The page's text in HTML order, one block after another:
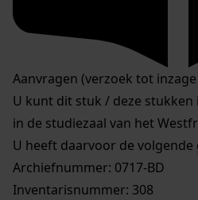
Aanvragen (verzoek tot
U kunt dit stuk / deze
in de studiezaal van het
U heeft daarvoor de volgende
Archiefnummer: 0717-BD
Inventarisnummer: 308